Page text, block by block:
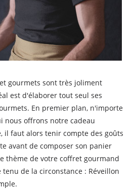
gourmets sont très joliment
est d'élaborer tout seul ses
En premier plan, n'importe
nous offrons notre cadeau
il faut alors tenir compte des goûts
avant de composer son panier
thème de votre coffret gourmand
de la circonstance : Réveillon